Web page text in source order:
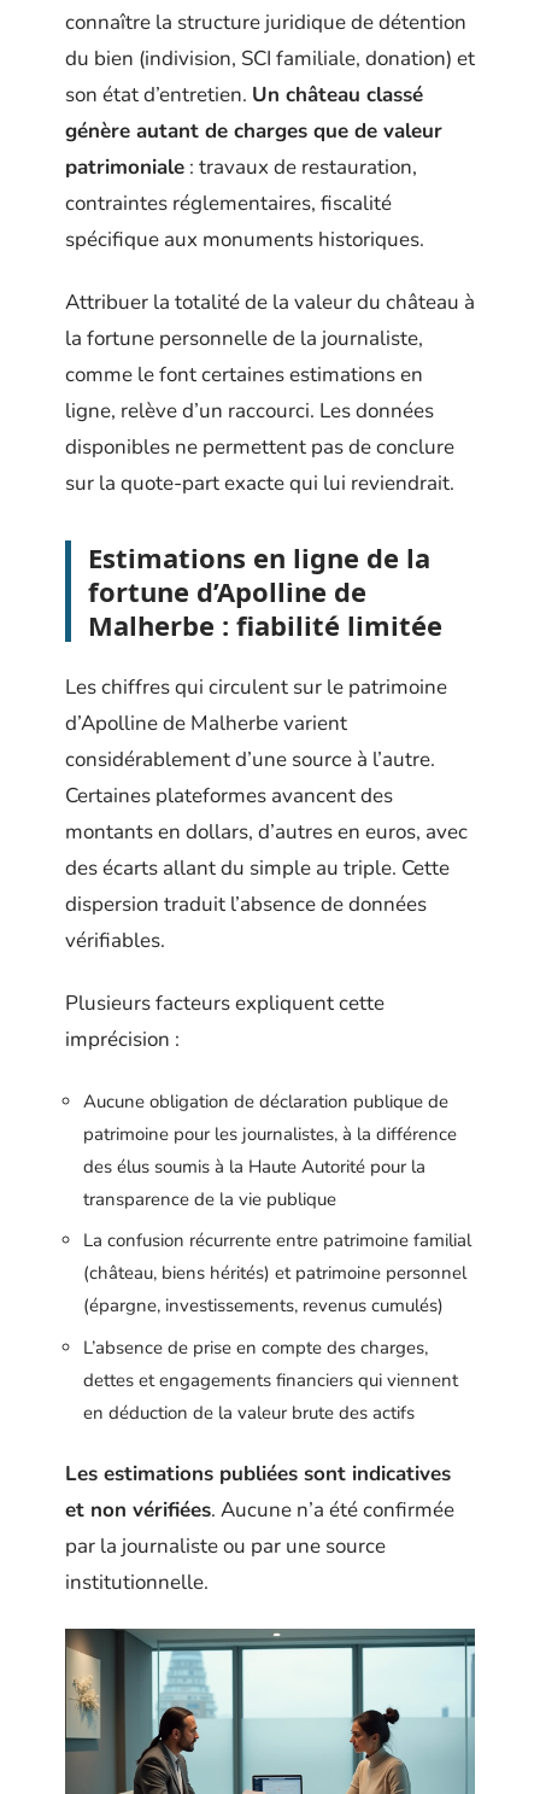
connaître la structure juridique de détention
du bien (indivision, SCI familiale, donation) et
son état d’entretien. Un château classé
génère autant de charges que de valeur
patrimoniale : travaux de restauration,
contraintes réglementaires, fiscalité
spécifique aux monuments historiques.
Attribuer la totalité de la valeur du château à
la fortune personnelle de la journaliste,
comme le font certaines estimations en
ligne, relève d’un raccourci. Les données
disponibles ne permettent pas de conclure
sur la quote-part exacte qui lui reviendrait.
Estimations en ligne de la
fortune d’Apolline de
Malherbe : fiabilité limitée
Les chiffres qui circulent sur le patrimoine
d’Apolline de Malherbe varient
considérablement d’une source à l’autre.
Certaines plateformes avancent des
montants en dollars, d’autres en euros, avec
des écarts allant du simple au triple. Cette
dispersion traduit l’absence de données
vérifiables.
Plusieurs facteurs expliquent cette
imprécision :
Aucune obligation de déclaration publique de
patrimoine pour les journalistes, à la différence
des élus soumis à la Haute Autorité pour la
transparence de la vie publique
La confusion récurrente entre patrimoine familial
(château, biens hérités) et patrimoine personnel
(épargne, investissements, revenus cumulés)
L’absence de prise en compte des charges,
dettes et engagements financiers qui viennent
en déduction de la valeur brute des actifs
Les estimations publiées sont indicatives
et non vérifiées. Aucune n’a été confirmée
par la journaliste ou par une source
institutionnelle.